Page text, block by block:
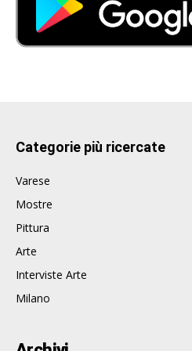
Categorie più ricercate
Varese
Mostre
Pittura
Arte
Interviste Arte
Milano